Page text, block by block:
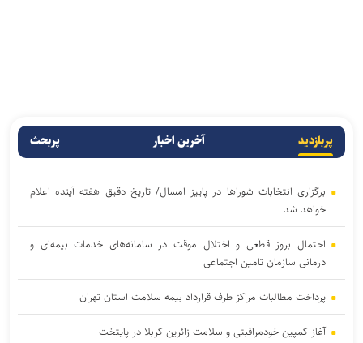
پربازدید آخرین اخبار پربحث
برگزاری انتخابات شوراها در پاییز امسال/ تاریخ دقیق هفته آینده اعلام
خواهد شد
احتمال بروز قطعی و اختلال موقت در سامانه‌های خدمات بیمه‌ای و
درمانی سازمان تامین اجتماعی
پرداخت مطالبات مراکز طرف قرارداد بیمه سلامت استان تهران
آغاز کمپین خودمراقبتی و سلامت زائرین کربلا در پایتخت